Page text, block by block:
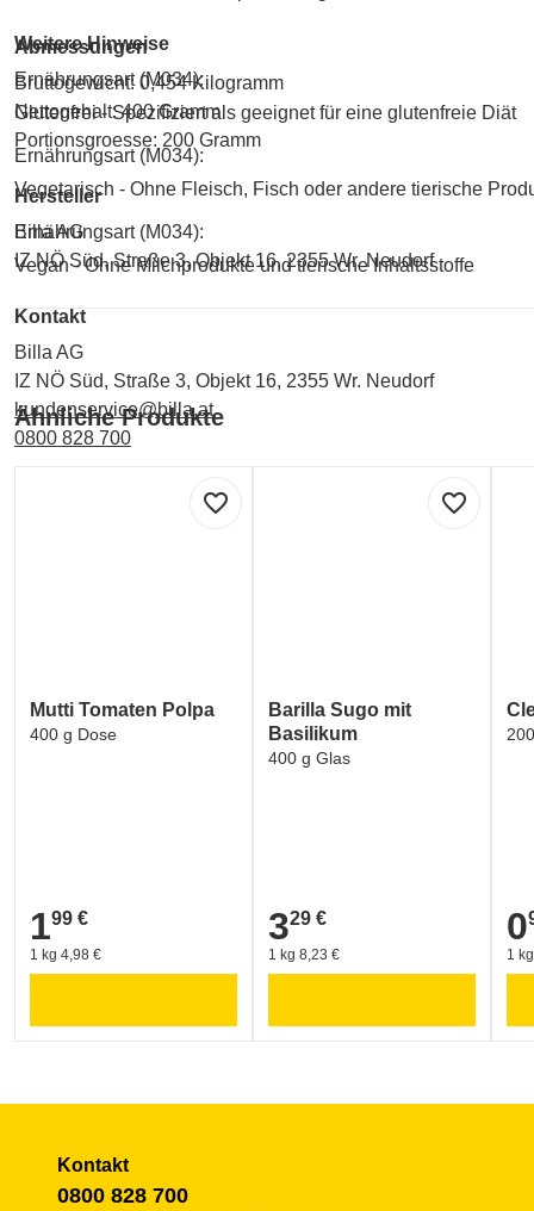
Abmessungen
Bruttogewicht: 0,454 Kilogramm
Nettogehalt: 400 Gramm
Portionsgroesse: 200 Gramm
Hersteller
Billa AG
IZ NÖ Süd, Straße 3, Objekt 16, 2355 Wr. Neudorf
Kontakt
Billa AG
IZ NÖ Süd, Straße 3, Objekt 16, 2355 Wr. Neudorf
kundenservice@billa.at
0800 828 700
Weitere Hinweise
Ernährungsart (M034):
Glutenfrei - Spezifiziert als geeignet für eine glutenfreie Diät
Ernährungsart (M034):
Vegetarisch - Ohne Fleisch, Fisch oder andere tierische
Ernährungsart (M034):
Vegan - Ohne Milchprodukte und tierische Inhaltsstoffe
Ähnliche Produkte
favorite_border
Mutti Tomaten Polpa
400 g Dose
1,99 €
199 €
1 kg 4,98 €
favorite_border
Barilla Sugo mit
Basilikum
400 g Glas
3,29 €
329 €
1 kg 8,23 €
0
1
Kontakt
0800 828 700